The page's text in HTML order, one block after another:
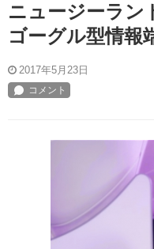
ニュージーラン
ゴーグル型情報
2017年5月23日